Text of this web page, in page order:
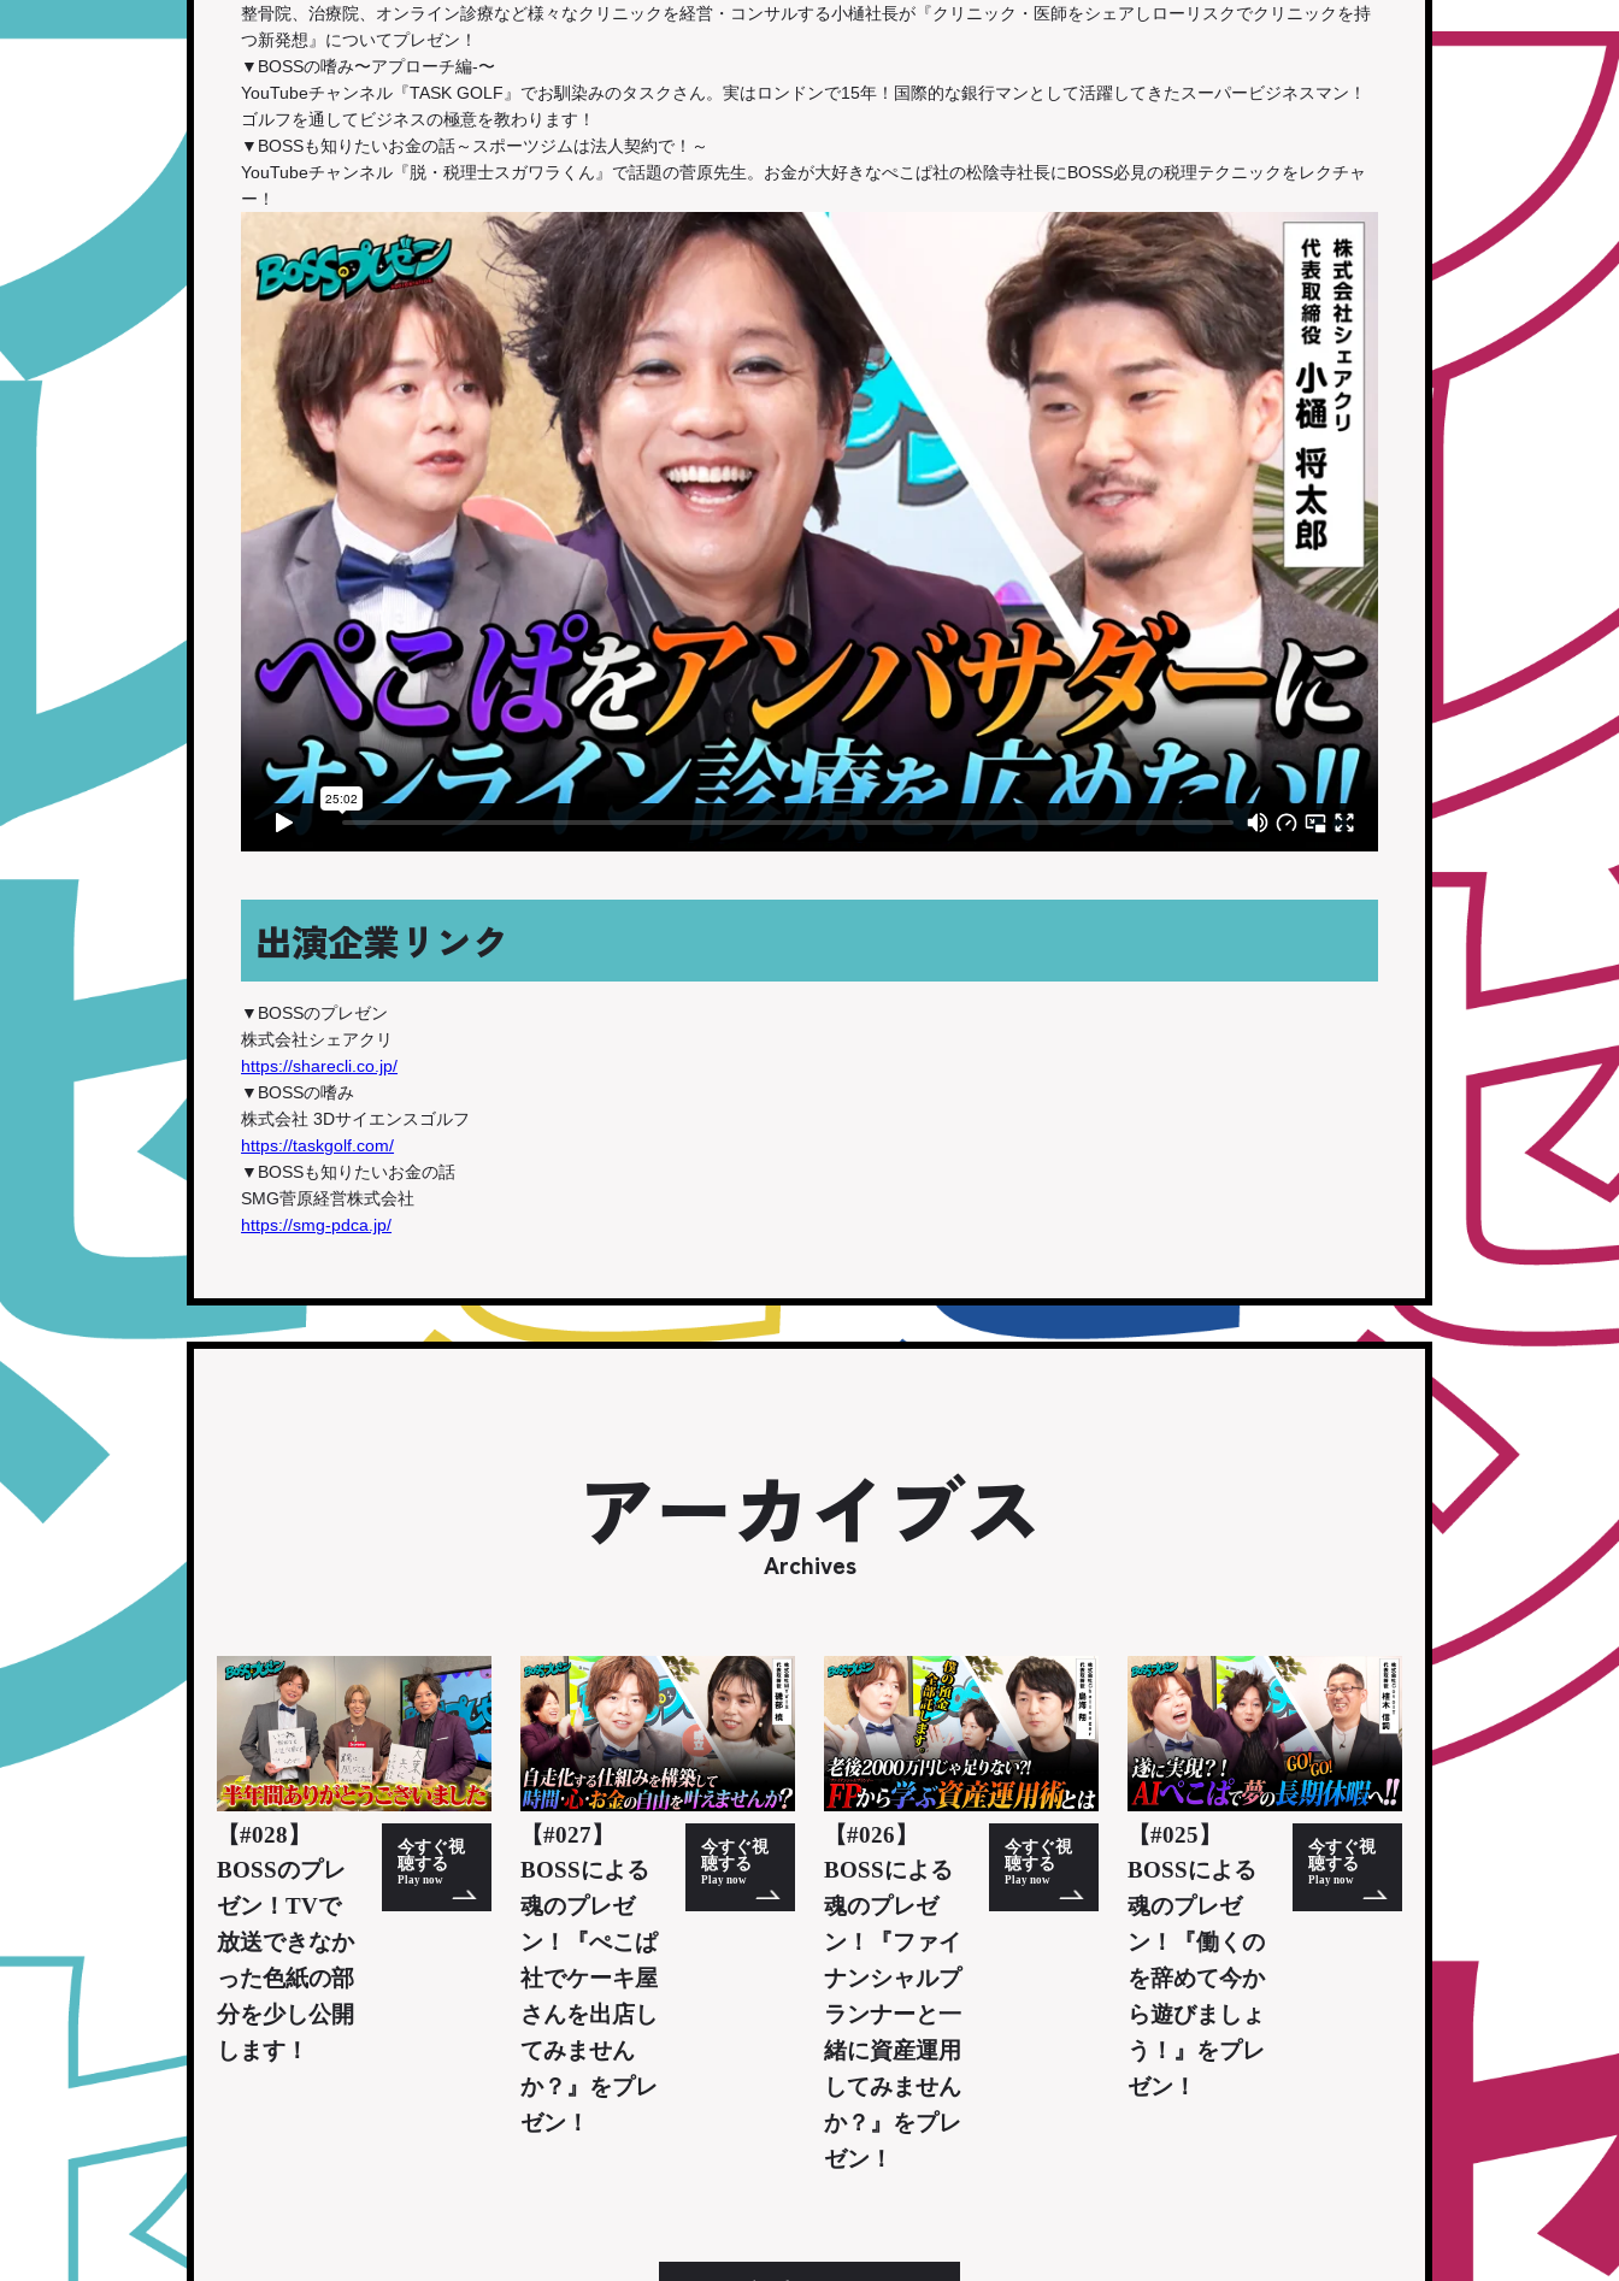
整骨院、治療院、オンライン診療など様々なクリニックを経営・コンサルする小樋社長が『クリニック・医師をシェアしローリスクでクリニックを持
つ新発想』についてプレゼン！
▼BOSSの嗜み〜アプローチ編-〜
YouTubeチャンネル『TASK GOLF』でお馴染みのタスクさん。実はロンドンで15年！国際的な銀行マンとして活躍してきたスーパービジネスマン！
ゴルフを通してビジネスの極意を教わります！
▼BOSSも知りたいお金の話～スポーツジムは法人契約で！～
YouTubeチャンネル『脱・税理士スガワラくん』で話題の菅原先生。お金が大好きなぺこぱ社の松陰寺社長にBOSS必見の税理テクニックをレクチャ
ー！
出演企業リンク
▼BOSSのプレゼン
株式会社シェアクリ
https://sharecli.co.jp/
▼BOSSの嗜み
株式会社 3Dサイエンスゴルフ
https://taskgolf.com/
▼BOSSも知りたいお金の話
SMG菅原経営株式会社
https://smg-pdca.jp/
アーカイブス
Archives
【#028】
BOSSのプレ
ゼン！TVで
放送できなか
った色紙の部
分を少し公開
します！
今すぐ視
聴する
Play now
【#027】
BOSSによる
魂のプレゼ
ン！『ぺこぱ
社でケーキ屋
さんを出店し
てみません
か？』をプレ
ゼン！
今すぐ視
聴する
Play now
【#026】
BOSSによる
魂のプレゼ
ン！『ファイ
ナンシャルプ
ランナーと一
緒に資産運用
してみません
か？』をプレ
ゼン！
今すぐ視
聴する
Play now
【#025】
BOSSによる
魂のプレゼ
ン！『働くの
を辞めて今か
ら遊びましょ
う！』をプレ
ゼン！
今すぐ視
聴する
Play now